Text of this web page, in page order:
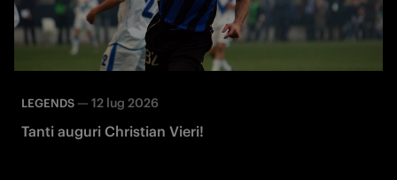
LEGENDS — 12 lug 2026
Tanti auguri Christian Vieri!